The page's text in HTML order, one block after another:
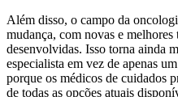
Além disso, o campo da
mudança, com novas e
desenvolvidas. Isso torna ainda
especialista em vez de apenas
porque os médicos de cuidados
de todas as opções atuais